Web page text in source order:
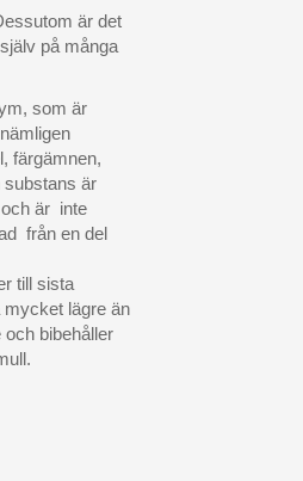
är det
på många
som är
färgämnen,
substans är
och är inte
från en del
till sista
lägre än
bibehåller